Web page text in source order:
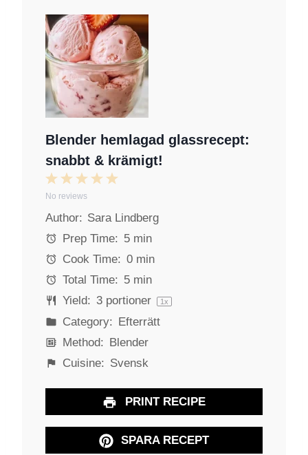
Blender hemlagad glassrecept:
snabbt & krämigt!
5
t
r
4
t
a
r
s
3
t
a
r
s
2
S
t
a
r
s
1
S
t
a
No reviews
Author: Sara Lindberg
Prep Time: 5 min
Cook Time: 0 min
Total Time: 5 min
Yield: 3portioner 1x
Category: Efterrätt
Method: Blender
Cuisine: Svensk
PRINT RECIPE
SPARA RECEPT